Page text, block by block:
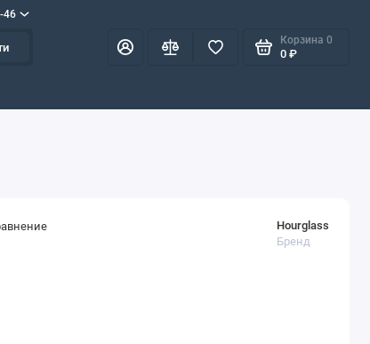
46
Корзина 0
0 ₽
Hourglass
Бренд